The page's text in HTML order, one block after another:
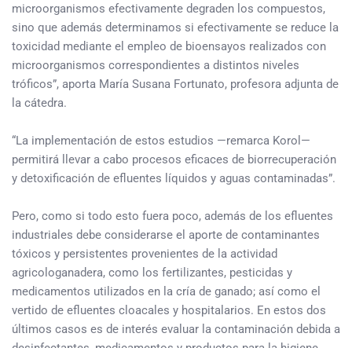
microorganismos efectivamente degraden los compuestos,
sino que además determinamos si efectivamente se reduce la
toxicidad mediante el empleo de bioensayos realizados con
microorganismos correspondientes a distintos niveles
tróficos”, aporta María Susana Fortunato, profesora adjunta de
la cátedra.
“La implementación de estos estudios —remarca Korol—
permitirá llevar a cabo procesos eficaces de biorrecuperación
y detoxificación de efluentes líquidos y aguas contaminadas”.
Pero, como si todo esto fuera poco, además de los efluentes
industriales debe considerarse el aporte de contaminantes
tóxicos y persistentes provenientes de la actividad
agricologanadera, como los fertilizantes, pesticidas y
medicamentos utilizados en la cría de ganado; así como el
vertido de efluentes cloacales y hospitalarios. En estos dos
últimos casos es de interés evaluar la contaminación debida a